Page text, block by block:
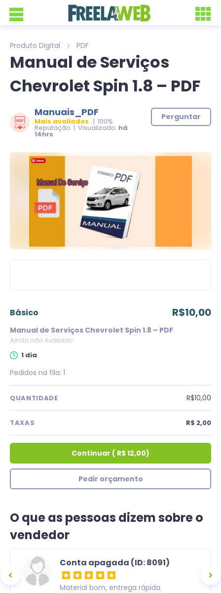
Produto Digital PDF
Manual de Serviços
Chevrolet Spin 1.8 – PDF
Manuais_PDF
Mais avaliados | 100%
Reputação | Visualizado: há
14hrs
Perguntar
básico R$10,00
Manual de Serviços Chevrolet Spin 1.8 – PDF
Ainda não Avaliado
1 dia
Pedidos na fila: 1
QUANTIDADE R$10,00
TAXAS R$ 2,00
Continuar ( R$ 12,00)
Pedir orçamento
O que as pessoas dizem sobre o
vendedor
Conta apagada (ID: 8091)
Material bom, entrega rápida.